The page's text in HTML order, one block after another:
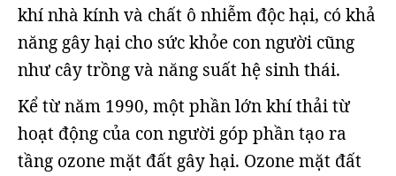
khí nhà kính và chất ô nhiễm độc hại, có khả
năng gây hại cho sức khỏe con người cũng
như cây trồng và năng suất hệ sinh thái.
Kể từ năm 1990, một phần lớn khí thải từ
hoạt động của con người góp phần tạo ra
tầng ozone mặt đất gây hại. Ozone mặt đất